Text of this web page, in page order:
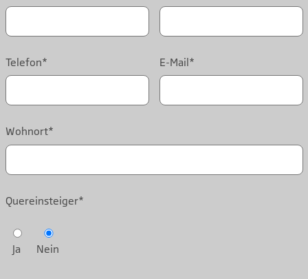
Telefon* E-Mail*
Wohnort*
Quereinsteiger*
Ja Nein